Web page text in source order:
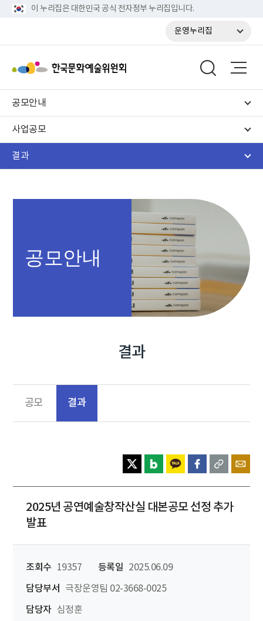
이 누리집은 대한민국 공식 전자정부 누리집입니다.
운영누리집
공모안내
사업공모
결과
공모안내
결과
공모 결과
2025년 공연예술창작산실 대본공모 선정 추가
발표
조회수 19357 등록일
2025.06.09
담당부서
극장운영팀 02-3668-0025
담당자 심정훈